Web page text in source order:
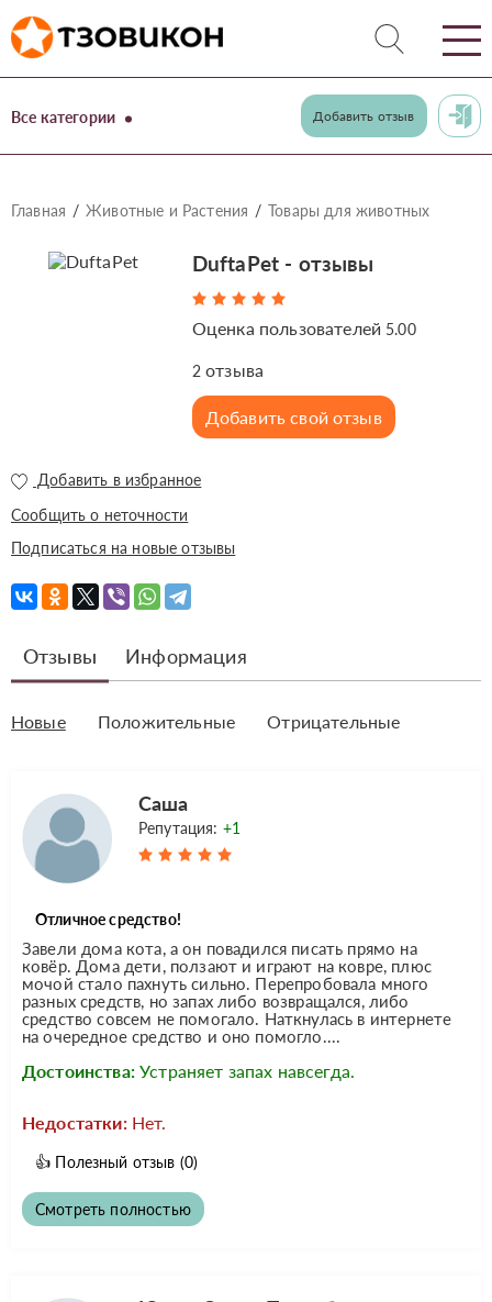
Все категории Добавить отзыв
Главная Животные и Растения Товары для животных
DuftaPet - отзывы
Оценка пользователей 5.00
2 отзыва
Добавить свой отзыв
Добавить в избранное
Сообщить о неточности
Подписаться на новые отзывы
Отзывы Информация
Новые Положительные Отрицательные
Саша
Репутация: +1
Отличное средство!
Завели дома кота, а он повадился писать прямо на
ковёр. Дома дети, ползают и играют на ковре, плюс
мочой стало пахнуть сильно. Перепробовала много
разных средств, но запах либо возвращался, либо
средство совсем не помогало. Наткнулась в интернете
на очередное средство и оно помогло....
Достоинства: Устраняет запах навсегда.
Недостатки: Нет.
👍 Полезный отзыв (0)
Смотреть полностью